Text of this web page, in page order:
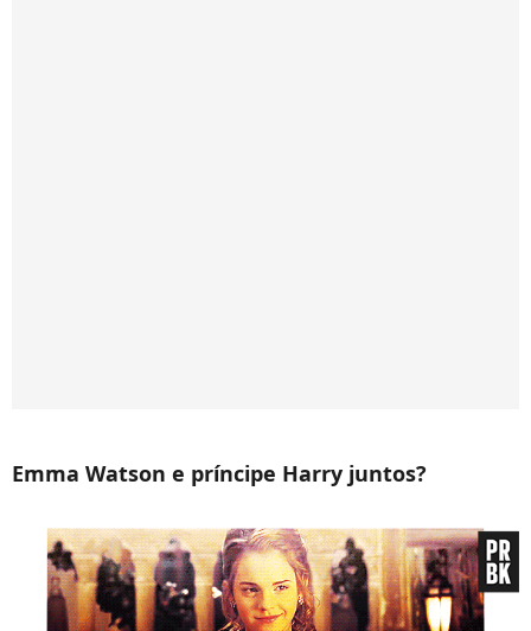
Emma Watson e príncipe Harry juntos?